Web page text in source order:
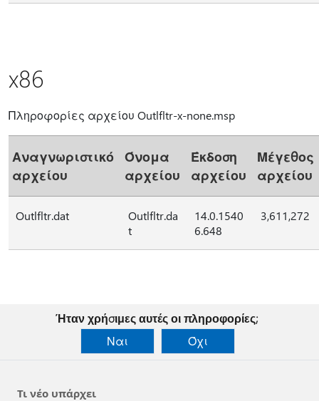
x86
Πληροφορίες αρχείου Outlfltr-x-none.msp
Αναγνωριστικό
αρχείου
Όνομα
αρχείου
Έκδοση
αρχείου
Μέγεθος
αρχείου
Outlfltr.dat
Outlfltr.da
t
14.0.1540
6.648
3,611,272
Ήταν χρήσιμες αυτές οι πληροφορίες;
Ναι
Όχι
Τι νέο υπάρχει